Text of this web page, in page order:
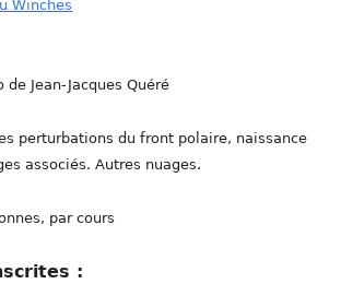
Winches
Jean-Jacques Quéré
perturbations du front polaire, naissance
associés. Autres nuages.
par cours
: